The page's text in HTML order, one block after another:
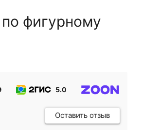
фигурному
5.0
Оставить отзыв